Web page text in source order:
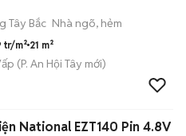
Tây Bắc Nhà ngõ, hẻm
tr/m² 21 m²
(P. An Hội Tây mới)
National EZT140 Pin 4.8V